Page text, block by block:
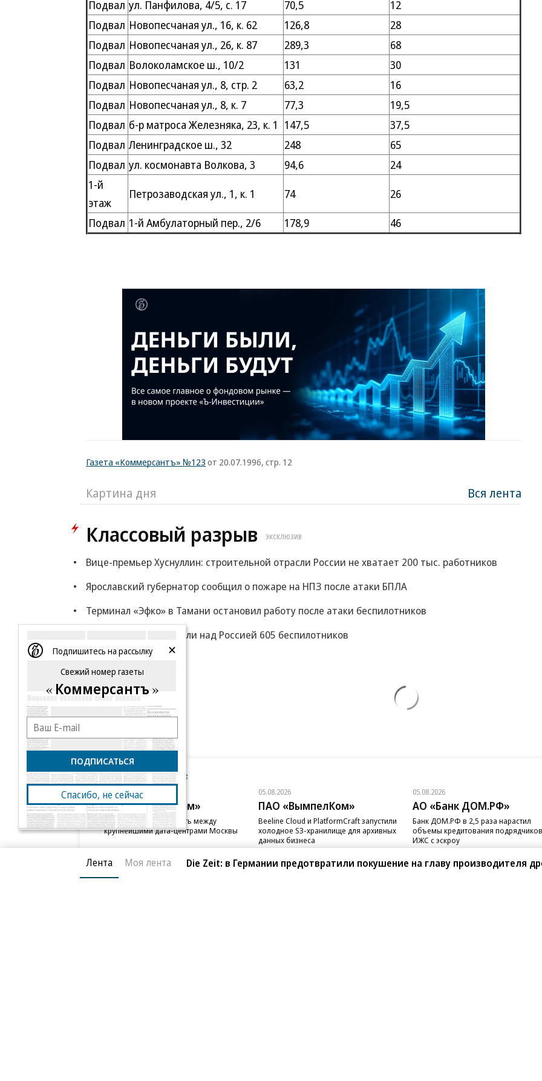
Подвал ул. Панфилова, 4/5, с. 17 70,5
12
Подвал Новопесчаная ул., 16, к. 62 126,8
28
Подвал Новопесчаная ул., 26, к. 87 289,3
68
Подвал Волоколамское ш., 10/2 131
30
Подвал Новопесчаная ул., 8, стр. 2 63,2
16
Подвал Новопесчаная ул., 8, к. 7 77,3
19,5
Подвал б-р матроса Железняка, 23, к. 1 147,5
37,5
Подвал Ленинградское ш., 32 248
65
Подвал ул. космонавта Волкова, 3 94,6
24
1-й
этаж
Петрозаводская ул., 1, к. 1 74
26
Подвал 1-й Амбулаторный пер., 2/6 178,9 46
Газета «Коммерсантъ» №123 от 20.07.1996, стр. 12
Картина дня Вся лента
Классовый разрыв ЭКСКЛЮЗИВ
Вице-премьер Хуснуллин: строительной отрасли России не хватает 200 тыс. работников
Ярославский губернатор сообщил о пожаре на НПЗ после атаки БПЛА
Терминал «Эфко» в Тамани остановил работу после атаки беспилотников
Силы ПВО за ночь сбили над Россией 605 беспилотников
Еще
Новости компаний Все
06.08.2026
ПАО «ВымпелКом»
«Билайн» расширил сеть между
крупнейшими дата-центрами Москвы
05.08.2026
ПАО «ВымпелКом»
Beeline Cloud и PlatformCraft запустили
холодное S3-хранилище для архивных
данных бизнеса
05.08.2026
АО «Банк ДОМ.РФ»
Банк ДОМ.РФ в 2,5 раза нарастил
объемы кредитования подрядчиков
ИЖС с эскроу
Лента Моя лента Die Zeit: в Германии предотвратили покушение на главу производителя
Подпишитесь на рассылку
Свежий номер газеты
Коммерсантъ
ПОДПИСАТЬСЯ
Спасибо, не сейчас